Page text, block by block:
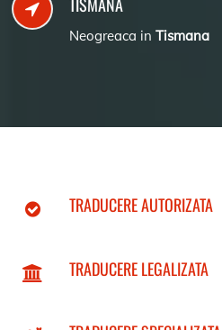
Neogreaca in Tismana
TRADUCERE AUTORIZATA
TRADUCERE LEGALIZATA